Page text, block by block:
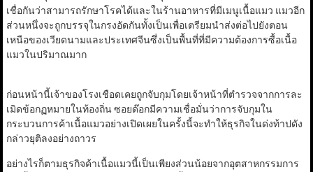
เชื่อกันว่าสามารถรักษาโรคได้และในร้านอาหารที่มีเมนูเนื้อแมว แมวอีก
ส่วนหนึ่งจะถูกบรรจุในกรงอัดกันทั้งเป็นเพื่อเตรียมนำส่งต่อไปยังตอน
เหนือของเวียดนามและประเทศจีนซึ่งเป็นพื้นที่ที่มีความต้องการซื้อเนื้อ
แมวในปริมาณมาก
ก่อนหน้านี้เจ้าของโรงเชือดเคยถูกจับกุมโดยเจ้าหน้าที่ตำรวจจากการละ
เมิดข้อกฏหมายในท้องถิ่น ซอยด๊อกมีความเชื่อมั่นว่าการจับกุมใน
กระบวนการค้าเนื้อแมวอย่างเปิดเผยในครั้งนี้จะทำให้ธุรกิจในด่งท้าปดัง
กล่าวยุติลงอย่างถาวร
อย่างไรก็ตามธุรกิจค้าเนื้อแมวนี้เป็นเพียงส่วนน้อยจากอุตสาหกรรมการ